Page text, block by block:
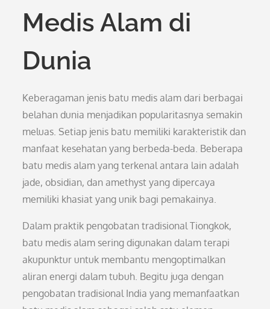
Medis Alam di
Dunia
Keberagaman jenis batu medis alam dari berbagai
belahan dunia menjadikan popularitasnya semakin
meluas. Setiap jenis batu memiliki karakteristik dan
manfaat kesehatan yang berbeda-beda. Beberapa
batu medis alam yang terkenal antara lain adalah
jade, obsidian, dan amethyst yang dipercaya
memiliki khasiat yang unik bagi pemakainya.
Dalam praktik pengobatan tradisional Tiongkok,
batu medis alam sering digunakan dalam terapi
akupunktur untuk membantu mengoptimalkan
aliran energi dalam tubuh. Begitu juga dengan
pengobatan tradisional India yang memanfaatkan